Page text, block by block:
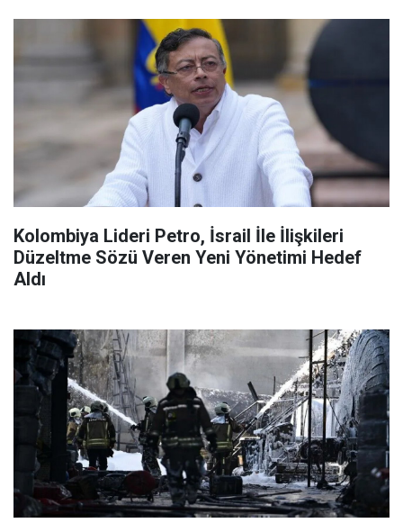
Kolombiya Lideri Petro, İsrail İle İlişkileri
Düzeltme Sözü Veren Yeni Yönetimi Hedef
Aldı